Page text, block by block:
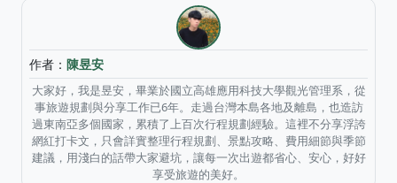
作者： 陳昱安
大家好，我是昱安，畢業於國立高雄應用科技大學觀光管理系，從
事旅遊規劃與分享工作已6年。走過台灣本島各地及離島，也造訪
過東南亞多個國家，累積了上百次行程規劃經驗。這裡不分享浮誇
網紅打卡文，只會詳實整理行程規劃、景點攻略、費用細節與季節
建議，用淺白的話帶大家避坑，讓每一次出遊都省心、安心，好好
享受旅遊的美好。